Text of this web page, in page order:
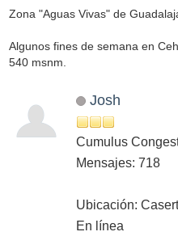
Zona "Aguas Vivas" de
Algunos fines de semana en
540 msnm.
Josh
Cumulus
Mensajes: 718
Ubicación:
En línea